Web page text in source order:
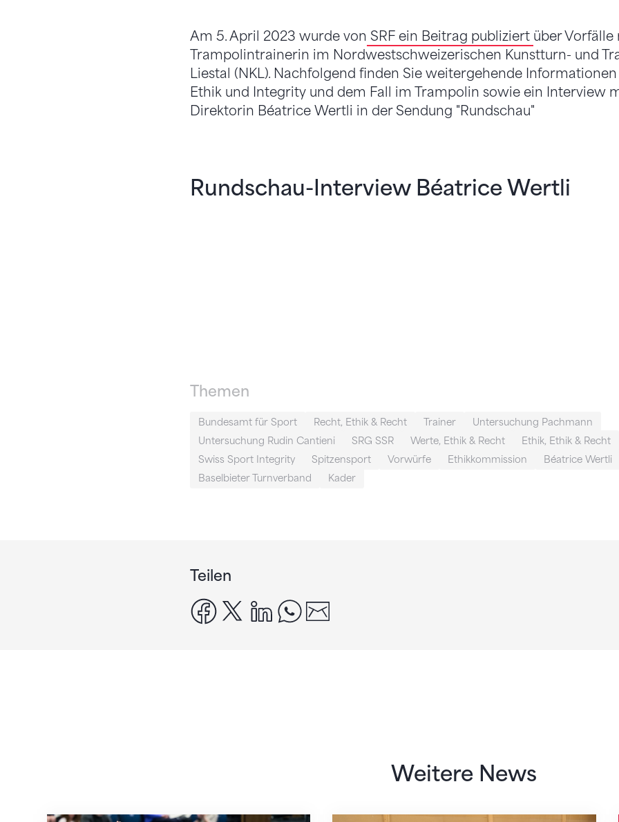
Am 5. April 2023 wurde von SRF ein Beitrag publiziert über Vorfälle
Trampolintrainerin im Nordwestschweizerischen Kunstturn- und
Liestal (NKL). Nachfolgend finden Sie weitergehende
Ethik und Integrity und dem Fall im Trampolin sowie ein Interview
Direktorin Béatrice Wertli in der Sendung "Rundschau"
Rundschau-Interview Béatrice Wertli
Themen
Bundesamt für Sport Recht, Ethik & Recht Trainer
Untersuchung Pachmann
Untersuchung Rudin Cantieni
SRG SSR Werte, Ethik & Recht Ethik, Ethik & Recht
Swiss Sport Integrity
Spitzensport Vorwürfe Ethikkommission
Béatrice Wertli
Baselbieter Turnverband
Kader
Teilen
facebook
x linkedinwhatsapp
Weitere News